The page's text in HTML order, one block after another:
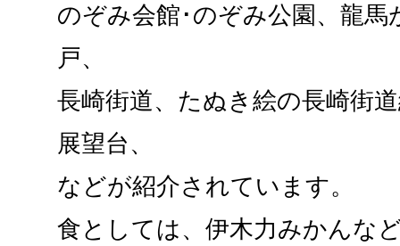
のぞみ会館･のぞみ公園、龍馬
戸、
長崎街道、たぬき絵の長崎街
展望台、
などが紹介されています。
食としては、伊木力みかんな